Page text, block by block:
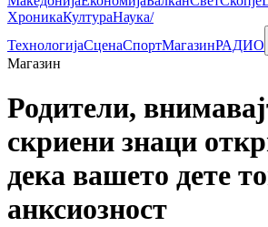
ХроникаКултураНаука/
ТехнологијаСценаСпортМагазинРАДИО
Магазин
Родители,
скриени знаци
дека вашето дете
анксиозност